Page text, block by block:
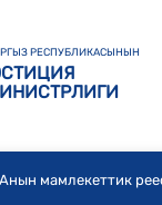
РЕСПУБЛИКАСЫНЫН
мамлекеттик